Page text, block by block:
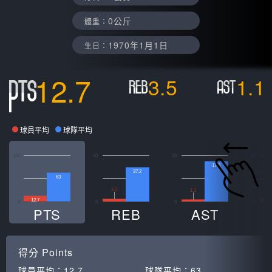
體重： 0公斤
生日： 1970年1月1日
12.7 3.5 1.1
球員平均 球隊平均
12.7
63
PTS
50
3.5
37.2
REB
20
1.1
17.6
AST
得分 Points